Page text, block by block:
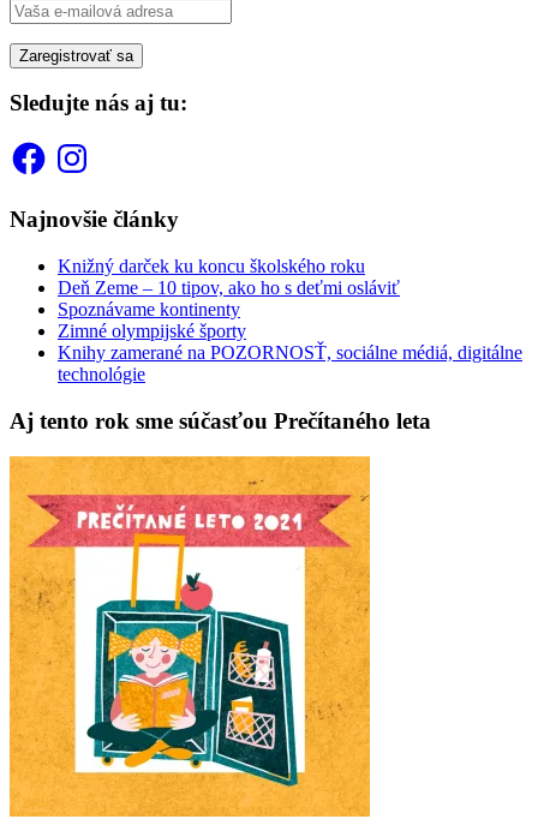
Sledujte nás aj tu:
FacebookInstagram
Najnovšie články
Knižný darček ku koncu školského roku
Deň Zeme – 10 tipov, ako ho s deťmi osláviť
Spoznávame kontinenty
Zimné olympijské športy
Knihy zamerané na POZORNOSŤ, sociálne médiá, digitálne
technológie
Aj tento rok sme súčasťou Prečítaného leta